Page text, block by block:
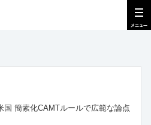
簡素化CAMTルールで広範な論点